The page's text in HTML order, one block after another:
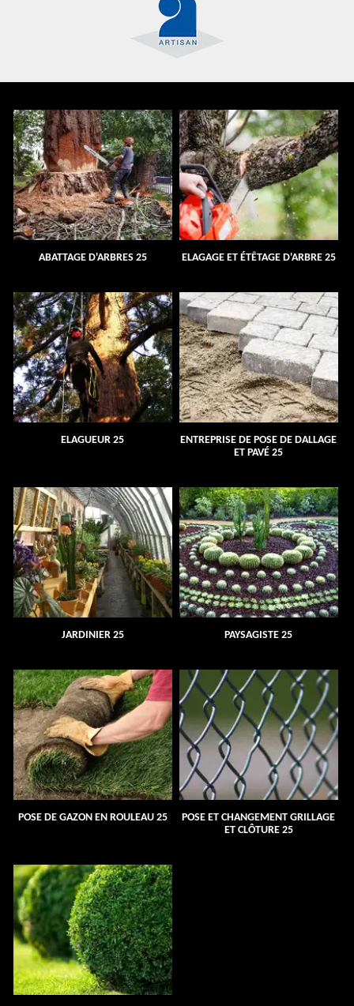
ABATTAGE D'ARBRES 25 ELAGAGE ET ÉTÊTAGE D'ARBRE 25
ELAGUEUR 25
ENTREPRISE DE POSE DE DALLAGE
ET PAVÉ 25
JARDINIER 25 PAYSAGISTE 25
POSE DE GAZON EN ROULEAU 25
POSE ET CHANGEMENT GRILLAGE
ET CLÔTURE 25